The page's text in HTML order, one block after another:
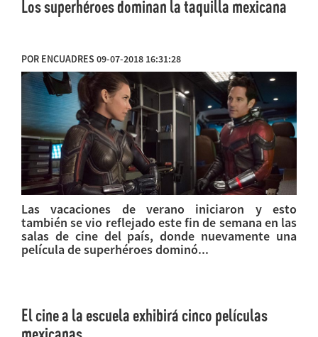
Los superhéroes dominan la taquilla mexicana
POR ENCUADRES 09-07-2018 16:31:28
Las vacaciones de verano iniciaron y esto
también se vio reflejado este fin de semana en las
salas de cine del país, donde nuevamente una
película de superhéroes dominó...
El cine a la escuela exhibirá cinco películas